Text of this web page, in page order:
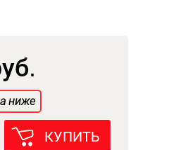
ниже
КУПИТЬ